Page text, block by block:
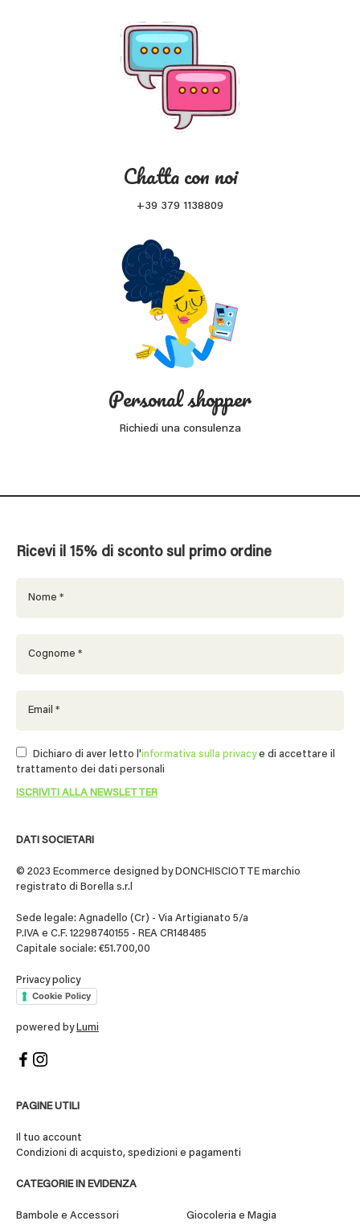
Chatta con noi
+39 379 1138809
Personal shopper
Richiedi una consulenza
DATI SOCIETARI
© 2023 Ecommerce designed by DONCHISCIOTTE marchio
registrato di Borella s.r.l
Sede legale: Agnadello (Cr) - Via Artigianato 5/a
P.IVA e C.F. 12298740155 - REA CR148485
Capitale sociale: €51.700,00
Privacy policy
Cookie Policy
powered by Lumi
PAGINE UTILI
Il tuo account
Condizioni di acquisto, spedizioni e pagamenti
CATEGORIE IN EVIDENZA
Bambole e Accessori Giocoleria e Magia
Ricevi il 15% di sconto sul primo ordine
Dichiaro di aver letto l'informativa sulla privacye di accettare il
trattamento dei dati personali